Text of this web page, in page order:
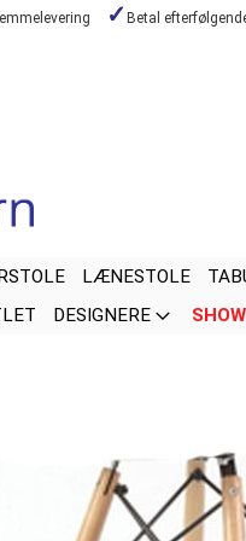
Betal
LÆNESTOLE
DESIGNERE